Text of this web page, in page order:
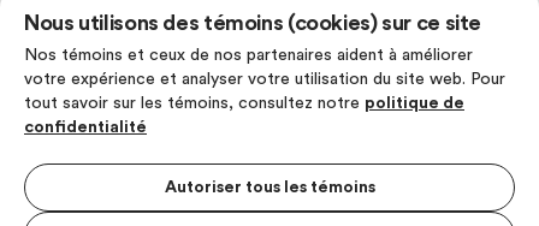
Nous utilisons des témoins (cookies) sur ce site
Nos témoins et ceux de nos partenaires aident à améliorer
votre expérience et analyser votre utilisation du site web. Pour
tout savoir sur les témoins, consultez notre politique de
confidentialité
Autoriser tous les témoins